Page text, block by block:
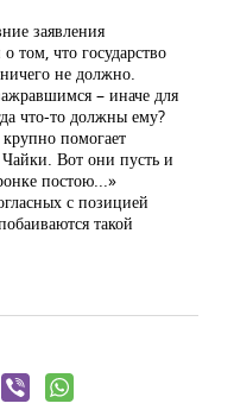
заявления
том, что государство
не должно.
– иначе для
что-то должны ему?
помогает
Чайки. Вот они пусть и
постою...»
с позицией
такой